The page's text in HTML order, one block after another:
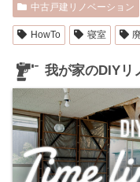
中古戸建リノベーション
HowTo 寝室
我が家のDIYリ